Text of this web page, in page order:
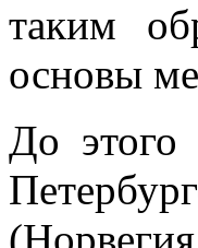
таким
основы
До этого